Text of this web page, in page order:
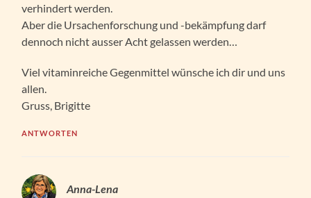
verhindert werden.
Aber die Ursachenforschung und -bekämpfung darf
dennoch nicht ausser Acht gelassen werden…
Viel vitaminreiche Gegenmittel wünsche ich dir und uns
allen.
Gruss, Brigitte
ANTWORTEN
Anna-Lena